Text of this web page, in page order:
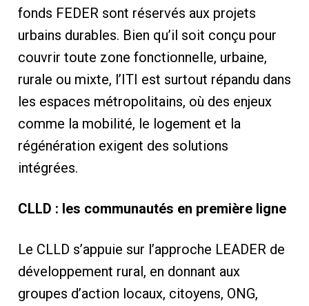
fonds FEDER sont réservés aux projets
urbains durables. Bien qu’il soit conçu pour
couvrir toute zone fonctionnelle, urbaine,
rurale ou mixte, l’ITI est surtout répandu dans
les espaces métropolitains, où des enjeux
comme la mobilité, le logement et la
régénération exigent des solutions
intégrées.
CLLD : les communautés en première ligne
Le CLLD s’appuie sur l’approche LEADER de
développement rural, en donnant aux
groupes d’action locaux, citoyens, ONG,